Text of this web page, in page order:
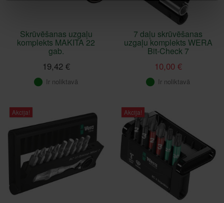
Skrūvēšanas uzgaļu
komplekts MAKITA 22
gab.
19,42 €
Ir noliktavā
7 daļu skrūvēšanas
uzgaļu komplekts WERA
Bit-Check 7
10,00 €
Ir noliktavā
Akcija! Akcija!